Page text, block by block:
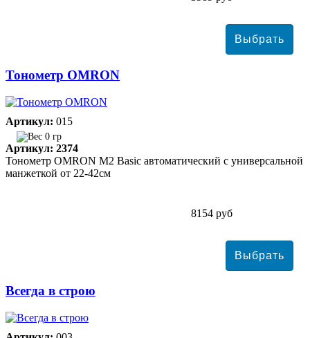
Тонометр ОMRON
Артикул: 015
0 гр
Артикул: 2374
Тонометр ОMRON M2 Basic автоматический с универсальной
манжеткой от 22-42см
8154 руб
Всегда в строю